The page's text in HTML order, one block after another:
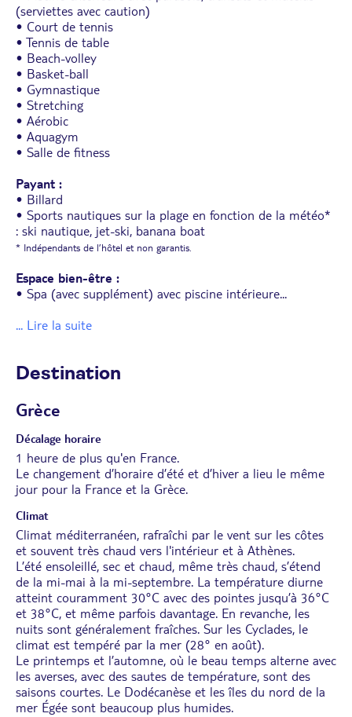
(serviettes avec caution)
• Court de tennis
• Tennis de table
• Beach-volley
• Basket-ball
• Gymnastique
• Stretching
• Aérobic
• Aquagym
• Salle de fitness
Payant :
• Billard
• Sports nautiques sur la plage en fonction de la météo*
: ski nautique, jet-ski, banana boat
* Indépendants de l’hôtel et non garantis.
Espace bien-être :
• Spa (avec supplément) avec piscine intérieure...
... Lire la suite
Destination
Grèce
Décalage horaire
1 heure de plus qu'en France.
Le changement d’horaire d’été et d’hiver a lieu le même
jour pour la France et la Grèce.
Climat
Climat méditerranéen, rafraîchi par le vent sur les côtes
et souvent très chaud vers l'intérieur et à Athènes.
L’été ensoleillé, sec et chaud, même très chaud, s’étend
de la mi-mai à la mi-septembre. La température diurne
atteint couramment 30°C avec des pointes jusqu’à 36°C
et 38°C, et même parfois davantage. En revanche, les
nuits sont généralement fraîches. Sur les Cyclades, le
climat est tempéré par la mer (28° en août).
Le printemps et l’automne, où le beau temps alterne avec
les averses, avec des sautes de température, sont des
saisons courtes. Le Dodécanèse et les îles du nord de la
mer Égée sont beaucoup plus humides.